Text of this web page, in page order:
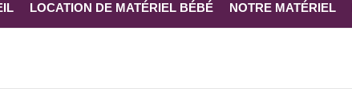
LOCATION DE MATÉRIEL BÉBÉ NOTRE MATÉRIEL